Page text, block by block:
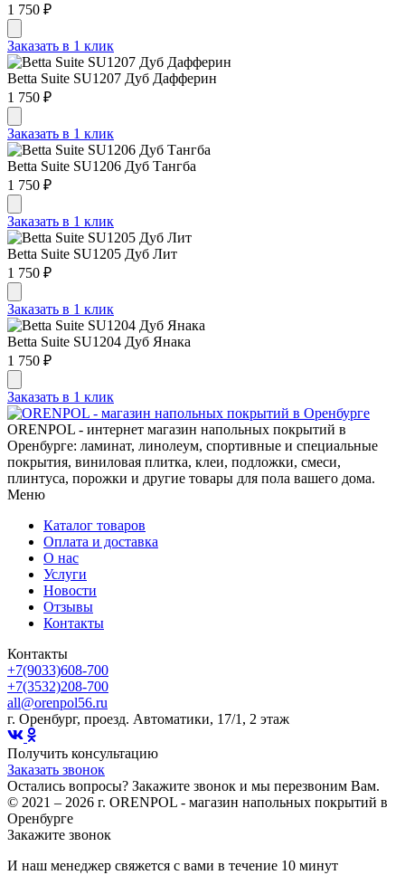
1 750 ₽
Заказать в 1 клик
Betta Suite SU1207 Дуб Дафферин
1 750 ₽
Заказать в 1 клик
Betta Suite SU1206 Дуб Тангба
1 750 ₽
Заказать в 1 клик
Betta Suite SU1205 Дуб Лит
1 750 ₽
Заказать в 1 клик
Betta Suite SU1204 Дуб Янака
1 750 ₽
Заказать в 1 клик
ORENPOL - интернет магазин напольных покрытий в
Оренбурге: ламинат, линолеум, спортивные и специальные
покрытия, виниловая плитка, клеи, подложки, смеси,
плинтуса, порожки и другие товары для пола вашего дома.
Меню
Каталог товаров
Оплата и доставка
О нас
Услуги
Новости
Отзывы
Контакты
Контакты
+7(9033)608-700
+7(3532)208-700
all@orenpol56.ru
г. Оренбург, проезд. Автоматики, 17/1, 2 этаж
Получить консультацию
Заказать звонок
Остались вопросы? Закажите звонок и мы перезвоним Вам.
© 2021 – 2026 г. ORENPOL - магазин напольных покрытий в
Оренбурге
Закажите звонок
И наш менеджер свяжется с вами в течение 10 минут